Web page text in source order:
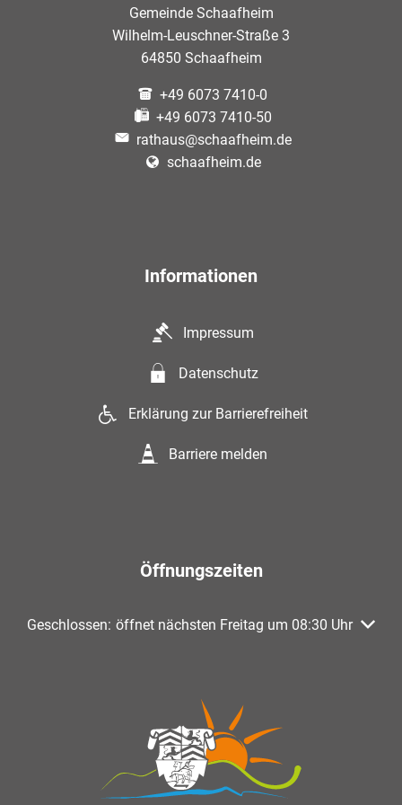
Gemeinde Schaafheim
Wilhelm-Leuschner-Straße 3
64850 Schaafheim
+49 6073 7410-0
+49 6073 7410-50
rathaus@schaafheim.de
schaafheim.de
Informationen
Impressum
Datenschutz
Erklärung zur Barrierefreiheit
Barriere melden
Öffnungszeiten
Klicken, um weitere Öffnungs- oder Schließzeiten
Geschlossen: öffnet nächsten Freitag um 08:30 Uhr